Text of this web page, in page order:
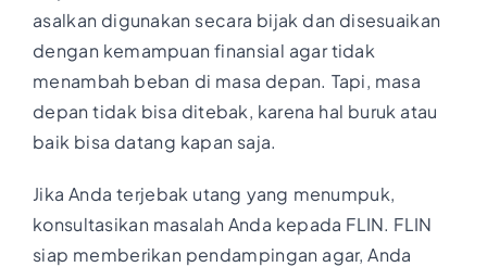
asalkan digunakan secara bijak dan disesuaikan
dengan kemampuan finansial agar tidak
menambah beban di masa depan. Tapi, masa
depan tidak bisa ditebak, karena hal buruk atau
baik bisa datang kapan saja.
Jika Anda terjebak utang yang menumpuk,
konsultasikan masalah Anda kepada FLIN. FLIN
siap memberikan pendampingan agar, Anda